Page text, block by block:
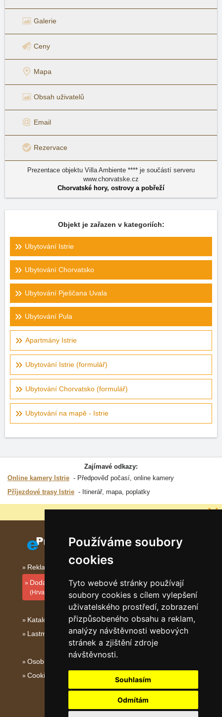
Používáme soubory
cookies
Tyto webové stránky používají
soubory cookies s cílem vylepšení
uživatelského prostředí, zobrazení
přizpůsobeného obsahu a reklam,
analýzy návštěvnosti webových
stránek a zjištění zdroje
návštěvnosti.
Souhlasím
Odmítám
Galerie
Ceny
Mapa
Obsah uživatelů
Email
Rezervace
Prezentace objektu Villa Ambiente **** je součástí serveru
www.chorvatske.cz
Chorvatské hory, ostrovy a pobřeží
Objekt je zařazen v kategoriích:
Ubytování Istrie
Ubytování Chorvatsko
Ubytování Pješčana Uvala
Ubytování Pula
Apartmány Istrie
Ubytování Istrie (formulář)
Ubytování Chorvatsko (formulář)
Ubytování na mapě - Istrie
Zajímavé odkazy:
Online kamery Istrie
Předpověď počasí, online kamery
Příjezdové trasy Istrie
Itinerář, mapa, poplatky
Reklama na tomto serveru
Dodati smještajni objekt
(Hrvatski)
Katalog ubytování Istrie
Lastminute Istrie
Osobní údaje
Cookies